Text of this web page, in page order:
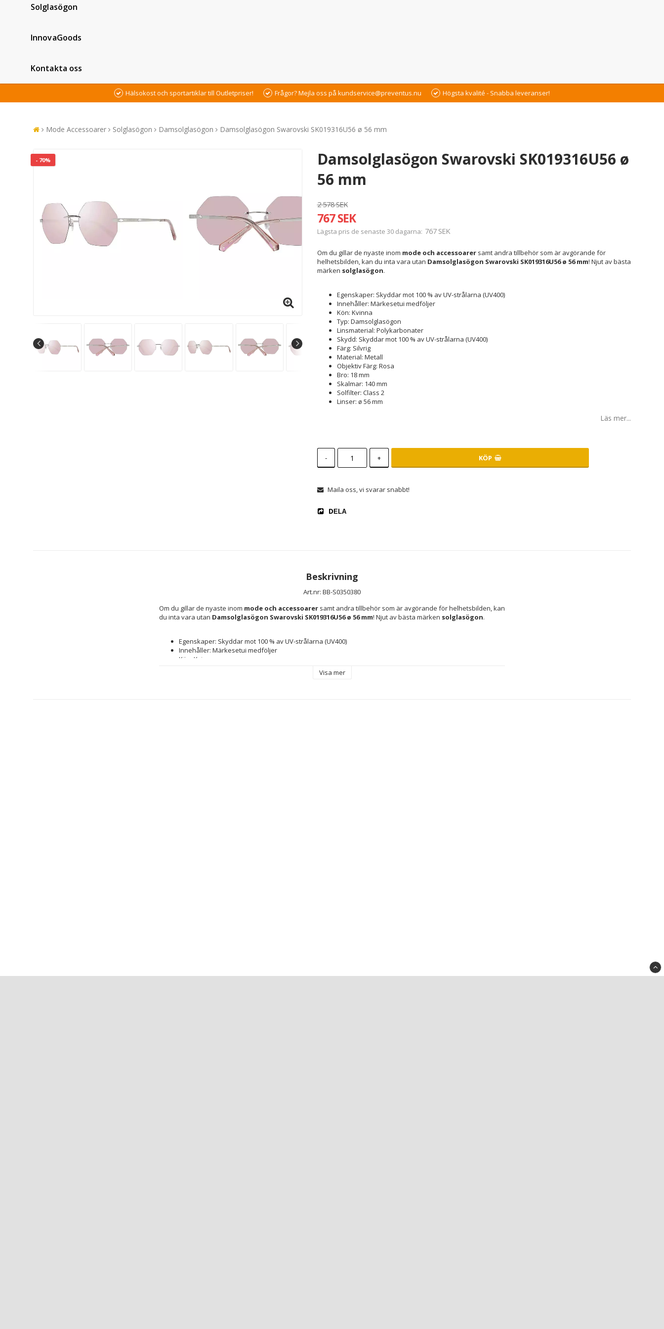
Solglasögon
InnovaGoods
Kontakta oss
Hälsokost och sportartiklar till Outletpriser! Frågor? Mejla oss på kundservice@preventus.nu Högsta kvalité - Snabba leveranser!
Mode Accessoarer Solglasögon Damsolglasögon Damsolglasögon Swarovski SK019316U56 ø 56 mm
- 70%
Damsolglasögon Swarovski SK019316U56 ø
56 mm
2 578 SEK
767 SEK
Lägsta pris de senaste 30 dagarna 767 SEK
Om du gillar de nyaste inom mode och accessoarersamt andra tillbehör som är avgörande för
helhetsbilden, kan du inta vara utan Damsolglasögon Swarovski SK019316U56 ø 56 mm! Njut av bästa
märken solglasögon.
Egenskaper: Skyddar mot 100 % av UV-strålarna (UV400)
Innehåller: Märkesetui medföljer
Kön: Kvinna
Typ: Damsolglasögon
Linsmaterial: Polykarbonater
Skydd: Skyddar mot 100 % av UV-strålarna (UV400)
Färg: Silvrig
Material: Metall
Objektiv Färg: Rosa
Bro: 18 mm
Skalmar: 140 mm
Solfilter: Class 2
Linser: ø 56 mm
Läs mer...
- + KÖP
Maila oss, vi svarar snabbt!
DELA
Beskrivning
Art.nr: BB-S0350380
Om du gillar de nyaste inom mode och accessoarer samt andra tillbehör som är avgörande för helhetsbilden, kan
du inta vara utan Damsolglasögon Swarovski SK019316U56 ø 56 mm! Njut av bästa märken solglasögon.
Egenskaper: Skyddar mot 100 % av UV-strålarna (UV400)
Innehåller: Märkesetui medföljer
Kön: Kvinna
Visa mer